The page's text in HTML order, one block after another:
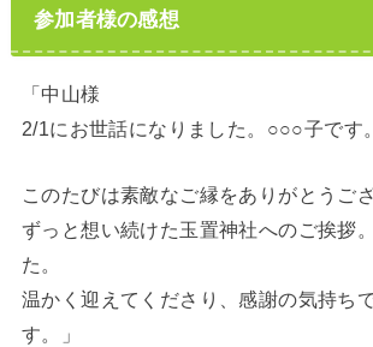
参加者様の感想
「中山様
2/1にお世話になりました。○○○子です。
このたびは素敵なご縁をありがとうご
ずっと想い続けた玉置神社へのご挨拶
た。
温かく迎えてくださり、感謝の気持ち
す。」